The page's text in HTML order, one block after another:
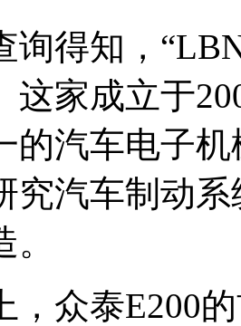
得知，
这家成立于
的汽车电子
究汽车制动
众泰E200的